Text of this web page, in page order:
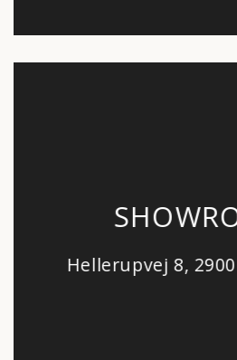
Hellerupvej 8,